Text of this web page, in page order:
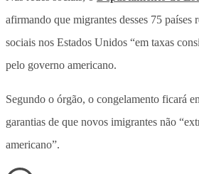
afirmando que migrantes desses 75 países
sociais nos Estados Unidos “em taxas
pelo governo americano.
Segundo o órgão, o congelamento ficará
garantias de que novos imigrantes não
americano”.